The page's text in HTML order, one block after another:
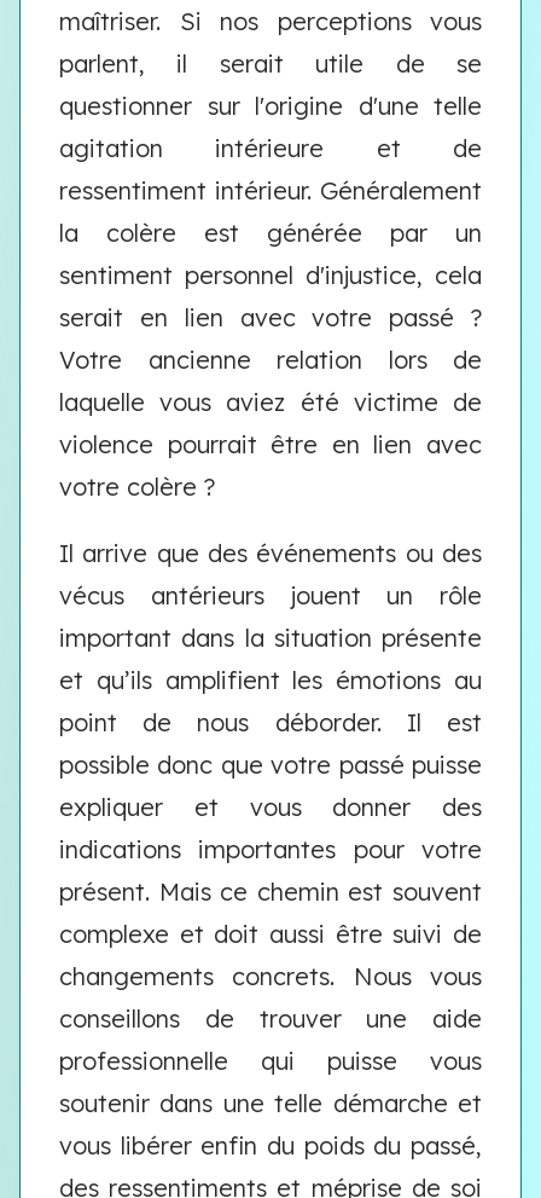
maîtriser. Si nos perceptions vous
parlent, il serait utile de se
questionner sur l'origine d'une telle
agitation intérieure et de
ressentiment intérieur. Généralement
la colère est générée par un
sentiment personnel d'injustice, cela
serait en lien avec votre passé ?
Votre ancienne relation lors de
laquelle vous aviez été victime de
violence pourrait être en lien avec
votre colère ?
Il arrive que des événements ou des
vécus antérieurs jouent un rôle
important dans la situation présente
et qu’ils amplifient les émotions au
point de nous déborder. Il est
possible donc que votre passé puisse
expliquer et vous donner des
indications importantes pour votre
présent. Mais ce chemin est souvent
complexe et doit aussi être suivi de
changements concrets. Nous vous
conseillons de trouver une aide
professionnelle qui puisse vous
soutenir dans une telle démarche et
vous libérer enfin du poids du passé,
des ressentiments et méprise de soi